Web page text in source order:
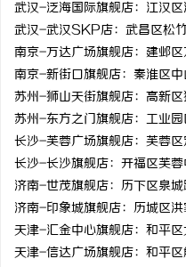
武汉-泛海国际旗舰店：江汉
武汉-武汉SKP店：武昌区松
南京-万达广场旗舰店：建邺
南京-新街口旗舰店：秦淮区
苏州-狮山天街旗舰店：高新
苏州-东方之门旗舰店：工业
长沙-芙蓉广场旗舰店：芙蓉
长沙-长沙旗舰店：开福区芙
济南-世茂旗舰店：历下区泉
济南-印象城旗舰店：历城区
天津-汇金中心旗舰店：和平
天津-信达广场旗舰店：和平